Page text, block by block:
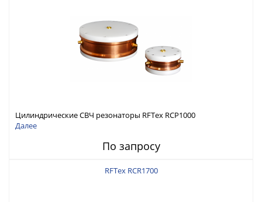
Цилиндрические СВЧ резонаторы RFTex RCP1000
Далее
По запросу
RFTex RCR1700